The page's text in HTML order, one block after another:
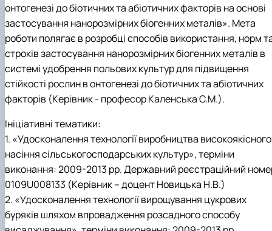
онтогенезі до біотичних та абіотичних факторів на основі
застосування нанорозмірних біогенних металів». Мета
роботи полягає в розробці способів використання, норм
строків застосування нанорозмірних біогенних металів в
системі удобрення польових культур для підвищення
стійкості рослин в онтогенезі до біотичних та абіотичних
факторів (Керівник - професор Каленська С.М.).
Ініціативні тематики:
1. «Удосконалення технології виробництва високоякісного
насіння сільськогосподарських культур», терміни
виконання: 2009-2013 рр. Державний реєстраційний
0109U008133 (Керівник – доцент Новицька Н.В.)
2. «Удосконалення технології вирощування цукрових
буряків шляхом впровадження розсадного способу